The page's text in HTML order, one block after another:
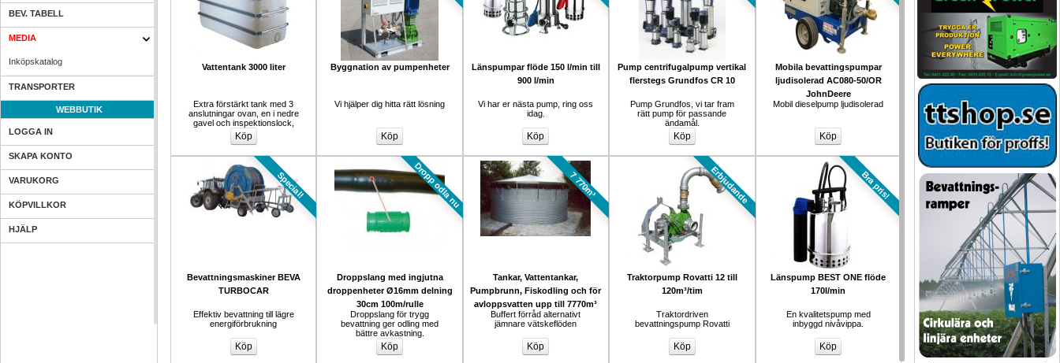
BEV. TABELL
MEDIA
Inköpskatalog
TRANSPORTER
WEBBUTIK
LOGGA IN
SKAPA KONTO
VARUKORG
KÖPVILLKOR
HJÄLP
Vattentank 3000 liter
Extra förstärkt tank med 3
anslutningar ovan, en i nedre
gavel och inspektionslock,
Byggnation av pumpenheter
Vi hjälper dig hitta rätt lösning
Länspumpar flöde 150 l/min till
900 l/min
Vi har er nästa pump, ring oss
idag.
Pump centrifugalpump vertikal
flerstegs Grundfos CR 10
Pump Grundfos, vi tar fram
rätt pump för passande
ändamål.
Mobila bevattingspumpar
ljudisolerad AC080-50/OR
JohnDeere
Mobil dieselpump ljudisolerad
Special!
Bevattningsmaskiner BEVA
TURBOCAR
Effektiv bevattning till lägre
energiförbrukning
Dropp odla nu
Droppslang med ingjutna
droppenheter Ø16mm delning
30cm 100m/rulle
Droppslang för trygg
bevattning ger odling med
bättre avkastning.
7 770m³
Tankar, Vattentankar,
Pumpbrunn, Fiskodling och för
avloppsvatten upp till 7770m³
Buffert förråd alternativt
jämnare vätskeflöden
Erbjudande
Traktorpump Rovatti 12 till
120m³/tim
Traktordriven
bevattningspump Rovatti
Bra pris!
Länspump BEST ONE flöde
170l/min
En kvalitetspump med
inbyggd nivåvippa.